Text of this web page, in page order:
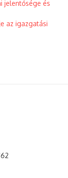
jelentősége és
az igazgatási